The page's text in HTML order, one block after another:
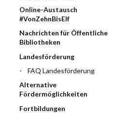
Online-Austausch
#VonZehnBisElf
Nachrichten für Öffentliche
Bibliotheken
Landesförderung
FAQ Landesförderung
Alternative
Fördermöglichkeiten
Fortbildungen